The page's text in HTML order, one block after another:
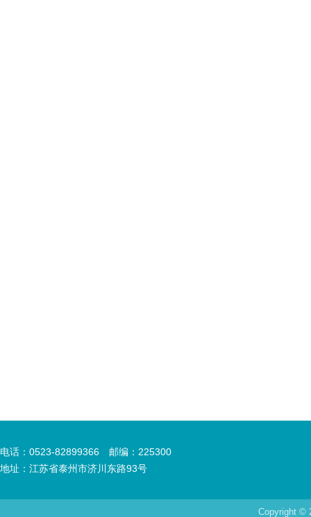
电话：0523-82899366
邮编：225300
地址：江苏省泰州市济川东路93号
Copyright ©